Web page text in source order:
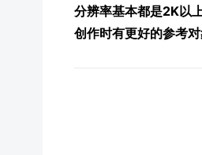
分辨率基本都是2K以
创作时有更好的参考